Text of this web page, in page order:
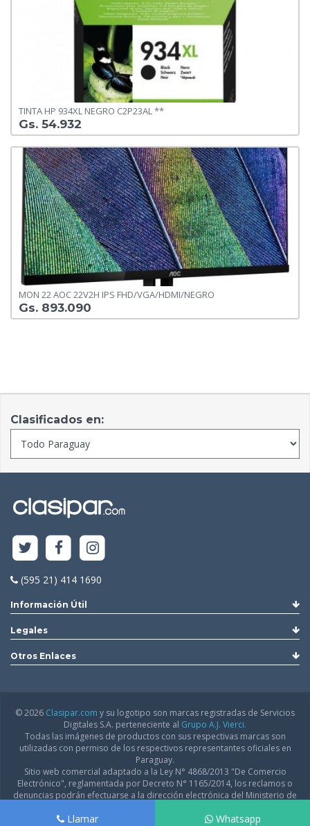
TINTA HP 934XL NEGRO C2P23AL **
Gs. 54.932
MON 22 AOC 22V2H IPS FHD/VGA/HDMI/NEGRO
Gs. 893.090
Llamar Whatsapp
Clasificados en:
(595 21) 414 1690
Información Útil
Legales
Otros Enlaces
© 2026 Clasipar.com y su logotipo son marcas registradas de Servicios
Digitales S.A. perteneciente al Grupo A.J. Vierci.
Todas las imágenes de productos con sus respectivas marcas son
utilizadas con permiso de los respectivos representantes oficiales en
Paraguay.
Sitio web comercial adaptado a la Ley N° 4868/2013 "De Comercio
Electrónico", reglamentada por Decreto N° 1165/2014, los reclamos o
denuncias podrán efectuarse a la dirección electrónica del Ministerio de